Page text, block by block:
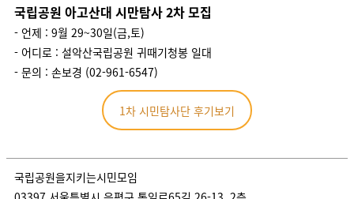
국립공원 아고산대 시만탐사 2차 모집
- 언제 : 9월 29~30일(금,토)
- 어디로 : 설악산국립공원 귀때기청봉 일대
- 문의 : 손보경 (02-961-6547)
1차 시민탐사단 후기보기
국립공원을지키는시민모임